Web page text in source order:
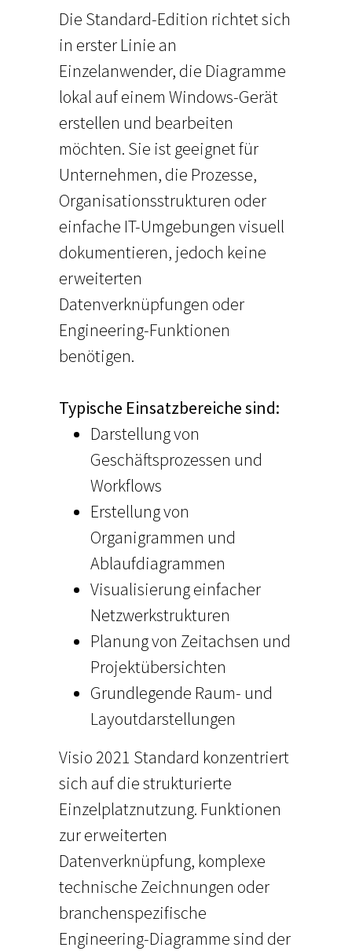
Die Standard-Edition richtet sich
in erster Linie an
Einzelanwender, die Diagramme
lokal auf einem Windows-Gerät
erstellen und bearbeiten
möchten. Sie ist geeignet für
Unternehmen, die Prozesse,
Organisationsstrukturen oder
einfache IT-Umgebungen visuell
dokumentieren, jedoch keine
erweiterten
Datenverknüpfungen oder
Engineering-Funktionen
benötigen.
Typische Einsatzbereiche sind:
Darstellung von
Geschäftsprozessen und
Workflows
Erstellung von
Organigrammen und
Ablaufdiagrammen
Visualisierung einfacher
Netzwerkstrukturen
Planung von Zeitachsen und
Projektübersichten
Grundlegende Raum- und
Layoutdarstellungen
Visio 2021 Standard konzentriert
sich auf die strukturierte
Einzelplatznutzung. Funktionen
zur erweiterten
Datenverknüpfung, komplexe
technische Zeichnungen oder
branchenspezifische
Engineering-Diagramme sind der